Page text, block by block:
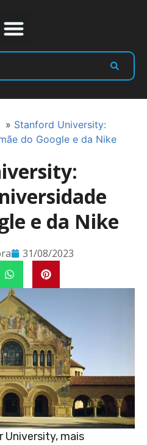
» Stanford University:
do Google e da Nike
e da Nike
31/08/2023
University, mais